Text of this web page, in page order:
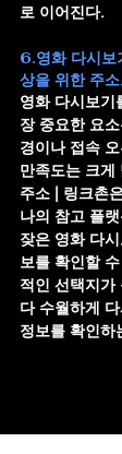
로 이어진다.
6.영화 다시보
상을 위한 주
영화 다시보기
장 중요한 요
경이나 접속
만족도는 크게
주소 | 링크촌
나의 참고 플
잦은 영화 다
보를 확인할
적인 선택지가
다 수월하게
정보를 확인하